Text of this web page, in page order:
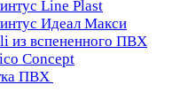
Line Plast
Идеал Макси
из вспененного ПВХ
Concept
ПВХ